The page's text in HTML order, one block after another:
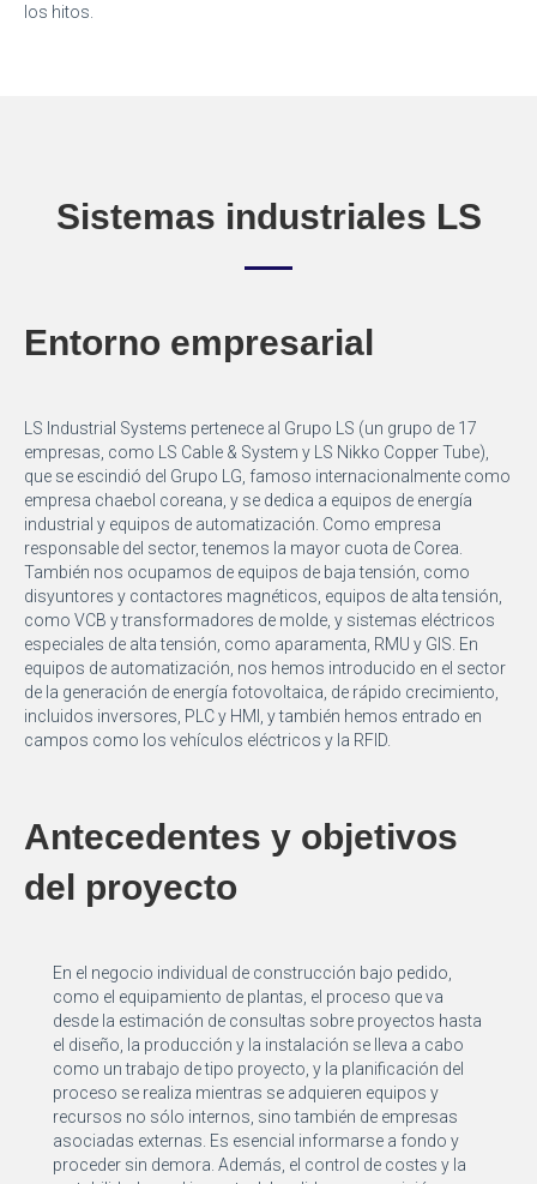
los hitos.
Sistemas industriales LS
Entorno empresarial
LS Industrial Systems pertenece al Grupo LS (un grupo de 17
empresas, como LS Cable & System y LS Nikko Copper Tube),
que se escindió del Grupo LG, famoso internacionalmente como
empresa chaebol coreana, y se dedica a equipos de energía
industrial y equipos de automatización. Como empresa
responsable del sector, tenemos la mayor cuota de Corea.
También nos ocupamos de equipos de baja tensión, como
disyuntores y contactores magnéticos, equipos de alta tensión,
como VCB y transformadores de molde, y sistemas eléctricos
especiales de alta tensión, como aparamenta, RMU y GIS. En
equipos de automatización, nos hemos introducido en el sector
de la generación de energía fotovoltaica, de rápido crecimiento,
incluidos inversores, PLC y HMI, y también hemos entrado en
campos como los vehículos eléctricos y la RFID.
Antecedentes y objetivos
del proyecto
En el negocio individual de construcción bajo pedido,
como el equipamiento de plantas, el proceso que va
desde la estimación de consultas sobre proyectos hasta
el diseño, la producción y la instalación se lleva a cabo
como un trabajo de tipo proyecto, y la planificación del
proceso se realiza mientras se adquieren equipos y
recursos no sólo internos, sino también de empresas
asociadas externas. Es esencial informarse a fondo y
proceder sin demora. Además, el control de costes y la